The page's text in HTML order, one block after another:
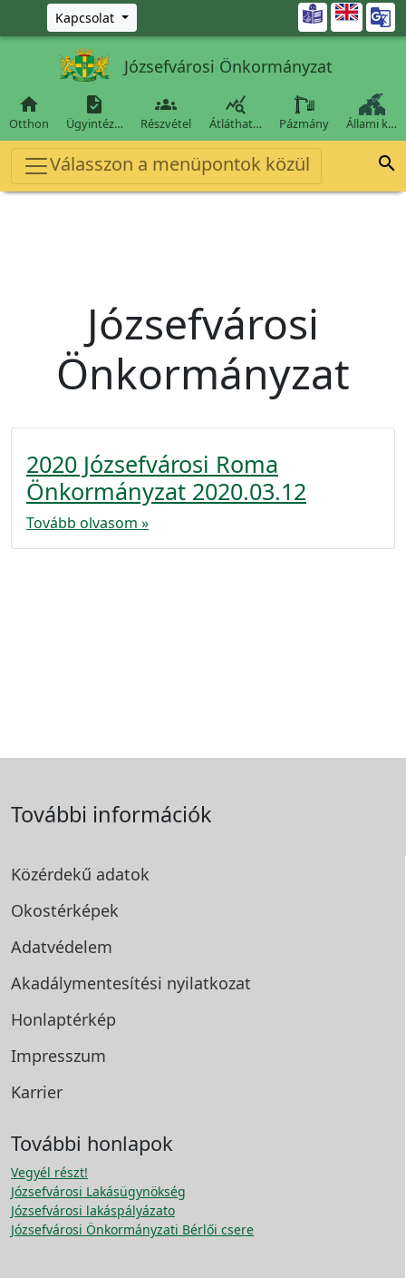
Ugrás a fő tartalomra
Kapcsolat 
Józsefvárosi Önkormányzat

Otthon

Ügyintéz…

Részvétel

Átláthat… Pázmány Állami k…
Válasszon a menüpontok közül 
Józsefvárosi
Önkormányzat
2020 Józsefvárosi Roma
Önkormányzat 2020.03.12
Tovább olvasom »
További információk
Közérdekű adatok
Okostérképek
Adatvédelem
Akadálymentesítési nyilatkozat
Honlaptérkép
Impresszum
Karrier
További honlapok
Vegyél részt!
Józsefvárosi Lakásügynökség
Józsefvárosi lakáspályázato
Józsefvárosi Önkormányzati Bérlői csere